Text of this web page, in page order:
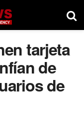
tarjeta
de
de